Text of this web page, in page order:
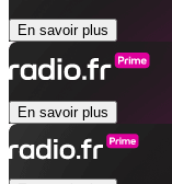
En savoir plus
En savoir plus